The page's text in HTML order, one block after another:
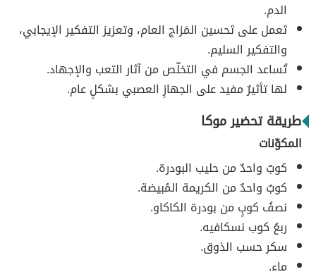
الدم.
تَعمل على تَحسين المَزاج العام، وتعزيز التفكير الإيجابي،
والتفكير السليم.
تُساعد الجسم في التخلّص من آثار التعب والإجهاد.
لها تأثيرٌ مفيد على الجهازِ العصبي بشكلٍ عام.
طريقة تحضير موكا
المكوّنات
كوبٌ واحدٌ من حليب البودرة.
كوبٌ واحدٌ من الكريمة المُبيضة.
نصفُ كوبٍ من بودرة الكاكاو.
ربعُ كوب نسكافيه.
سكر حسب الذوق.
ماء.